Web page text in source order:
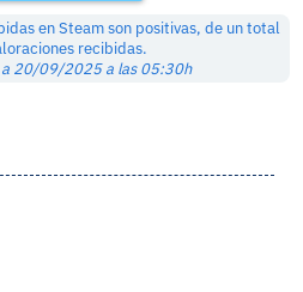
en Steam son positivas, de un total
recibidas.
a 20/09/2025 a las 05:30h